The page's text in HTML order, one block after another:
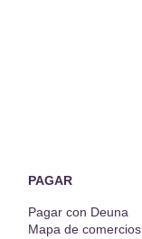
PAGAR
Pagar con Deuna
Mapa de comercios